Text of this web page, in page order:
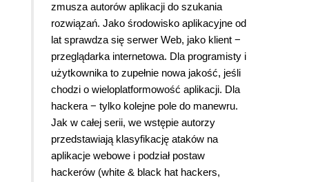
zmusza autorów aplikacji do szukania
rozwiązań. Jako środowisko aplikacyjne od
lat sprawdza się serwer Web, jako klient −
przeglądarka internetowa. Dla programisty i
użytkownika to zupełnie nowa jakość, jeśli
chodzi o wieloplatformowość aplikacji. Dla
hackera − tylko kolejne pole do manewru.
Jak w całej serii, we wstępie autorzy
przedstawiają klasyfikację ataków na
aplikacje webowe i podział postaw
hackerów (white & black hat hackers,